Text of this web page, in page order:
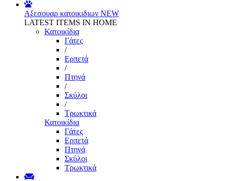
Αξεσουαρ κατοικιδιων NEW
LATEST ITEMS IN HOME
Κατοικίδια
Γάτες
/
Ερπετά
/
Πτηνά
/
Σκύλοι
/
Τρωκτικά
Κατοικίδια
Γάτες
Ερπετά
Πτηνά
Σκύλοι
Τρωκτικά